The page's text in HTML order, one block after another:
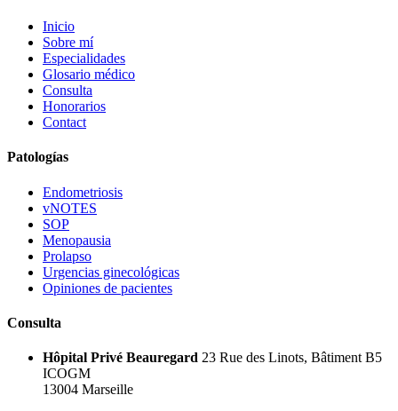
Inicio
Sobre mí
Especialidades
Glosario médico
Consulta
Honorarios
Contact
Patologías
Endometriosis
vNOTES
SOP
Menopausia
Prolapso
Urgencias ginecológicas
Opiniones de pacientes
Consulta
Hôpital Privé Beauregard 23 Rue des Linots, Bâtiment B5
ICOGM
13004 Marseille